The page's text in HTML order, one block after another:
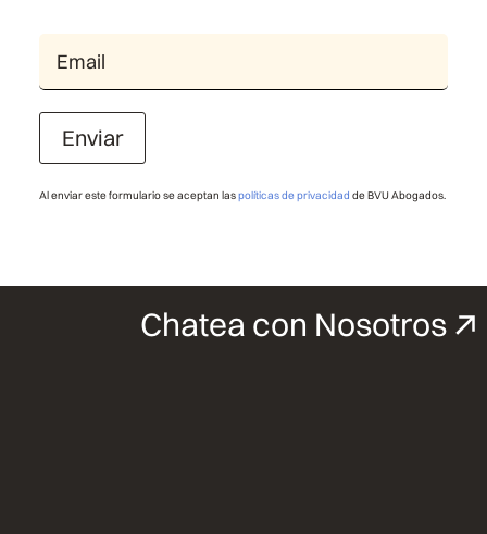
Enviar
Al enviar este formulario se aceptan laspolíticas de privacidad de BVU Abogados.
Chatea con Nosotros